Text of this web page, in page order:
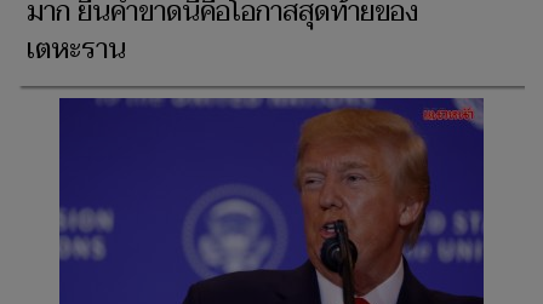
มาก ยื่นคำขาดนี่คือโอกาสสุดท้ายของ
เตหะราน